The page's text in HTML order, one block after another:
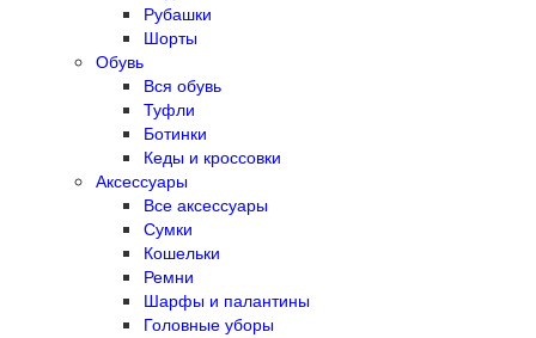
Рубашки
Шорты
Обувь
Вся обувь
Туфли
Ботинки
Кеды и кроссовки
Аксессуары
Все аксессуары
Сумки
Кошельки
Ремни
Шарфы и палантины
Головные уборы